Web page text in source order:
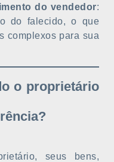
do vendedor:
do falecido, o que
complexos para sua
o proprietário
seus bens,